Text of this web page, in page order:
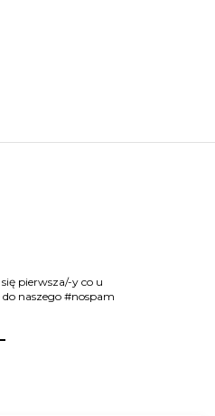
pierwsza/-y co u
do naszego #nospam